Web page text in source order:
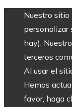
Nuestro
personalizar
hay).
terceros
Al usar el
Hemos
favor, haga